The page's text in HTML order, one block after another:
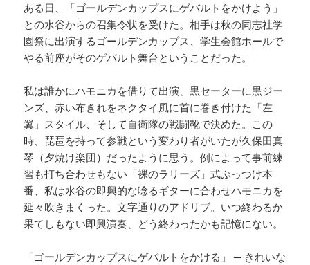
ある日、「ゴールデンカップスにゲバルトをかけよう」
との水谷からの召集令状を受けた。相手は秋の同志社学
園祭に出演するゴールデンカップス、学生会館ホールで
やる前座がそのゲバルト舞台ということだった。
私は誰かにハモニカを借りて出演、黒セーターに黒ジー
ンズ、赤い布きれをネクタイ風に首に巻き付けた「左
翼」スタイル、そして自衛隊の戦闘靴で決めた。この
時、琵琶を持って参戦という変わり者がいたが久保田真
琴（夕焼け楽団）だったように思う。例によって事前練
習も打ち合わせもない「裸のラリーズ」式ぶっつけ本
番、私は水谷の即興的な唸るギターに合わせハモニカを
延々吹きまくった。文字通りのアドリブ。いつ終わるか
果てしもない即興演奏、どう終わったかも記憶にない。
「ゴールデンカップスにゲバルトをかける」 ─ きれいな